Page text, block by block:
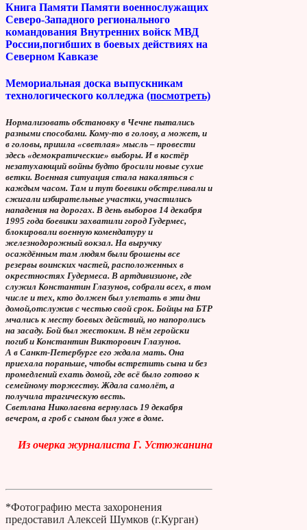
Книга Памяти Памяти военнослужащих
Северо-Западного регионального
командования Внутренних войск МВД
России,погибших в боевых действиях на
Северном Кавказе
Мемориальная доска выпускникам
технологического колледжа (посмотреть)
Нормализовать обстановку в Чечне пытались
разными способами. Кому-то в голову, а может, и
в головы, пришла «светлая» мысль – провести
здесь «демократические» выборы. И в костёр
незатухающий войны будто бросили новые сухие
ветки. Военная ситуация стала накаляться с
каждым часом. Там и тут боевики обстреливали и
сжигали избирательные участки, участились
нападения на дорогах. В день выборов 14 декабря
1995 года боевики захватили город Гудермес,
блокировали военную комендатуру и
железнодорожный вокзал. На выручку
осаждённым там людям были брошены все
резервы воинских частей, расположенных в
окрестностях Гудермеса. В артдивизионе, где
служил Константин Глазунов, собрали всех, в том
числе и тех, кто должен был улетать в эти дни
домой,отслужив с честью свой срок. Бойцы на БТР
мчались к месту боевых действий, но напоролись
на засаду. Бой был жестоким. В нём геройски
погиб и Константин Викторович Глазунов.
А в Санкт-Петербурге его ждала мать. Она
приехала пораньше, чтобы встретить сына и без
промедлений ехать домой, где всё было готово к
семейному торжеству. Ждала самолёт, а
получила трагическую весть.
Светлана Николаевна вернулась 19 декабря
вечером, а гроб с сыном был уже в доме.
Из очерка журналиста Г. Устюжанина
*Фотографию места захоронения
предоставил Алексей Шумков (г.Курган)